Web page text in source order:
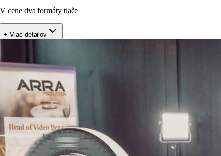
V cene dva formáty tlače
+ Viac detailov